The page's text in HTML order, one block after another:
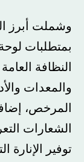
وشملت أبرز
بمتطلبات
النظافة
والمعدات
المرخص،
الشعارات
توفير الإنارة